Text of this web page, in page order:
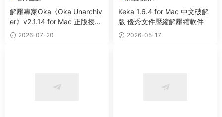
解壓專家Oka《Oka Unarchiv
er》v2.1.14 for Mac 正版授權
碼 Mac文件壓縮及解壓工具
2026-07-20
Keka 1.6.4 for Mac 中文破解
版 優秀文件壓縮解壓縮軟件
2026-05-17